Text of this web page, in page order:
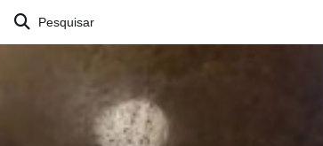
Pesquisar